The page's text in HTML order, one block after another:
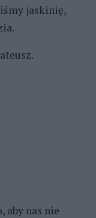
jaskinię,
aby nas nie